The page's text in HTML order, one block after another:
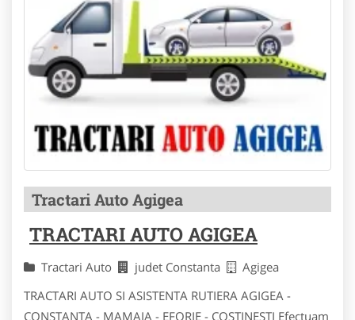
Tractari Auto Agigea
TRACTARI AUTO AGIGEA
Tractari Auto judet Constanta
Agigea
TRACTARI AUTO SI ASISTENTA RUTIERA AGIGEA -
CONSTANTA - MAMAIA - EFORIE - COSTINESTI Efectuam